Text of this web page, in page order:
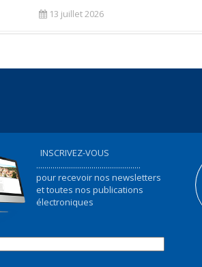
13 juillet 2026
INSCRIVEZ-VOUS
...................................................
pour recevoir nos newsletters
et toutes nos publications
électroniques